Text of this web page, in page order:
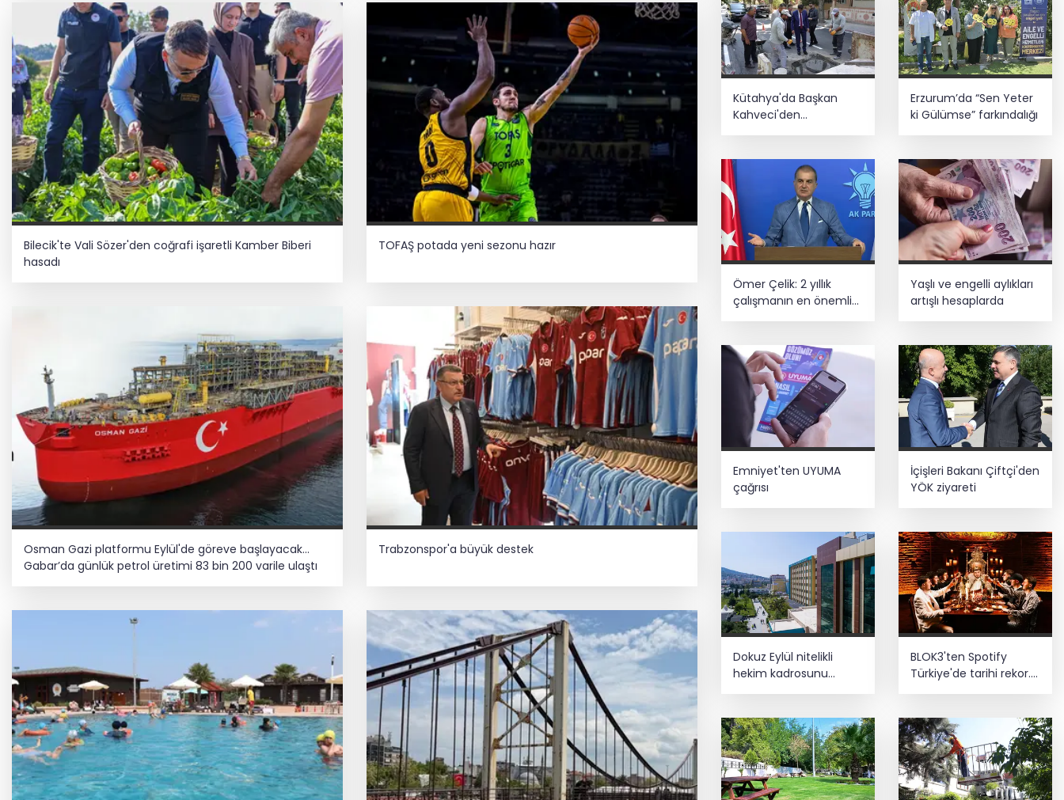
Bilecik'te Vali Sözer'den coğrafi işaretli Kamber Biberi
hasadı
TOFAŞ potada yeni sezonu hazır
Osman Gazi platformu Eylül'de göreve başlayacak...
Gabar’da günlük petrol üretimi 83 bin 200 varile ulaştı
Trabzonspor'a büyük destek
Başkan Aydın, Osmangazi Doğancı’da
talepleri dinledi
İnşaatta dijital dönem başlıyor... Ruhsat
projelerinde BIM ve e-PYS zorunluluğu
Tan Çetinkaya kazandı
Kütahya'da Başkan
Kahveci'den
Erzurum’da “Sen Yeter
ki Gülümse” farkındalığı
Ömer Çelik: 2 yıllık
çalışmanın en önemli
aşamasındayız
Yaşlı ve engelli aylıkları
artışlı hesaplarda
Emniyet'ten UYUMA
çağrısı
İçişleri Bakanı Çiftçi'den
YÖK ziyareti
Dokuz Eylül nitelikli
hekim kadrosunu
güçlendirdi
BLOK3'ten Spotify
Türkiye'de tarihi rekor...
Albümdeki 10 şarkının